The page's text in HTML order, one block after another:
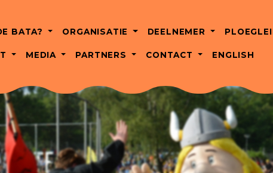
BATA? ORGANISATIE DEELNEMER
MEDIA PARTNERS CONTACT ENGLISH